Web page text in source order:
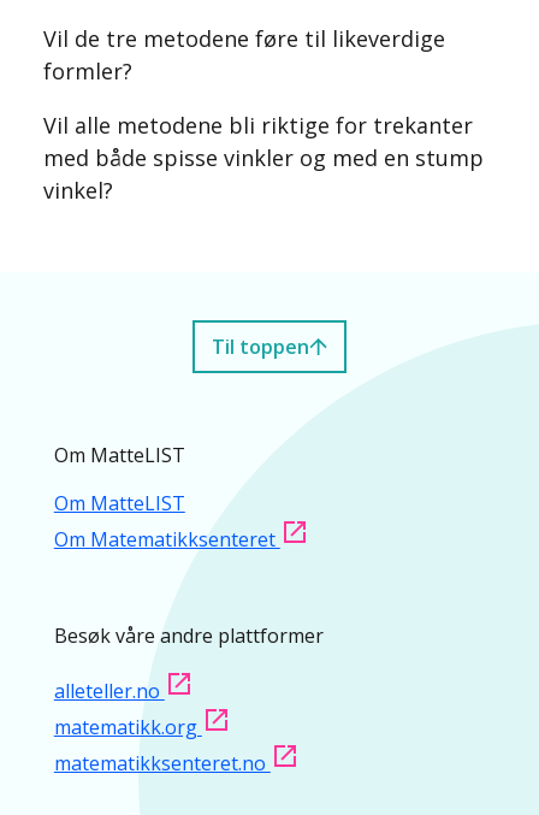
Vil de tre metodene føre til likeverdige
formler?
Vil alle metodene bli riktige for trekanter
med både spisse vinkler og med en stump
vinkel?
Til toppen
Om MatteLIST
Om MatteLIST
Om Matematikksenteret
Besøk våre andre plattformer
alleteller.no
matematikk.org
matematikksenteret.no